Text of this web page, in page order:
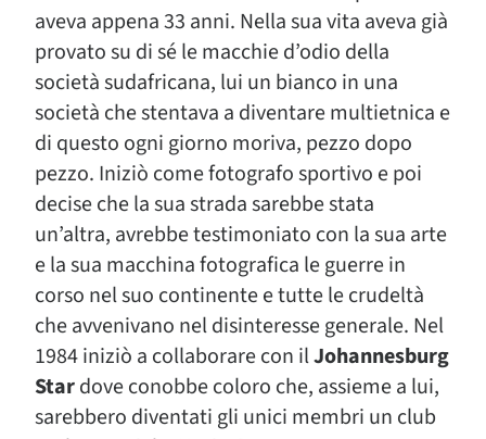
aveva appena 33 anni. Nella sua vita aveva già
provato su di sé le macchie d’odio della
società sudafricana, lui un bianco in una
società che stentava a diventare multietnica e
di questo ogni giorno moriva, pezzo dopo
pezzo. Iniziò come fotografo sportivo e poi
decise che la sua strada sarebbe stata
un’altra, avrebbe testimoniato con la sua arte
e la sua macchina fotografica le guerre in
corso nel suo continente e tutte le crudeltà
che avvenivano nel disinteresse generale. Nel
1984 iniziò a collaborare con ilJohannesburg
Stardove conobbe coloro che, assieme a lui,
sarebbero diventati gli unici membri un club